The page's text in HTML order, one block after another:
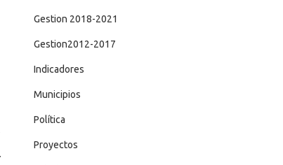
Gestion 2018-2021
Gestion2012-2017
Indicadores
Municipios
Política
Proyectos